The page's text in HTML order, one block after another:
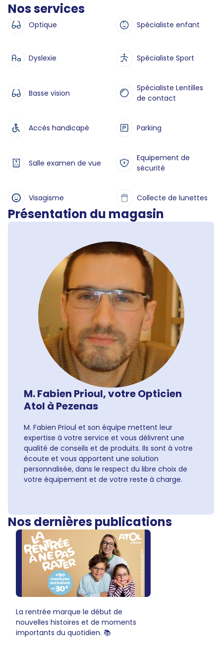
Nos services
Optique Spécialiste enfant
Dyslexie Spécialiste Sport
Basse vision
Spécialiste Lentilles
de contact
Accès handicapé Parking
Salle examen de vue
Equipement de
sécurité
Visagisme Collecte de lunettes
Présentation du magasin
M. Fabien Prioul, votre Opticien
Atol à Pezenas
M. Fabien Prioul et son équipe mettent leur
expertise à votre service et vous délivrent une
qualité de conseils et de produits. Ils sont à votre
écoute et vous apportent une solution
personnalisée, dans le respect du libre choix de
votre équipement et de votre reste à charge.
Nos dernières publications
La rentrée marque le début de
nouvelles histoires et de moments
importants du quotidien. 📚